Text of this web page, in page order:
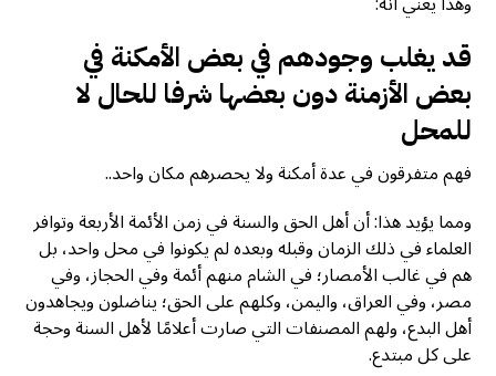
قد يغلب وجودهم في بعض الأمكنة في
بعض الأزمنة دون بعضها شرفا للحال لا
للمحل
فهم متفرقون في عدة أمكنة ولا يحصرهم مكان واحد..
ومما يؤيد هذا: أن أهل الحق والسنة في زمن الأئمة الأربعة وتوافر
العلماء في ذلك الزمان وقبله وبعده لم يكونوا في محل واحد، بل
هم في غالب الأمصار؛ في الشام منهم أئمة وفي الحجاز، وفي
مصر، وفي العراق، واليمن، وكلهم على الحق؛ يناضلون ويجاهدون
أهل البدع، ولهم المصنفات التي صارت أعلامًا لأهل السنة وحجة
على كل مبتدع.